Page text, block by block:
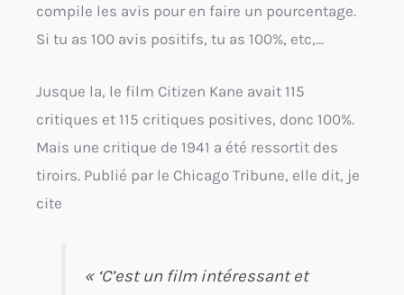
compile les avis pour en faire un pourcentage.
Si tu as 100 avis positifs, tu as 100%, etc,…
Jusque la, le film Citizen Kane avait 115
critiques et 115 critiques positives, donc 100%.
Mais une critique de 1941 a été ressortit des
tiroirs. Publié par le Chicago Tribune, elle dit, je
cite
« ‘C’est un film intéressant et